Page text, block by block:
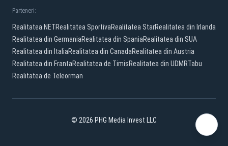
Parteneri:
Realitatea.NETRealitatea SportivaRealitatea StarRealitatea din Irlanda
Realitatea din GermaniaRealitatea din SpaniaRealitatea din SUA
Realitatea din ItaliaRealitatea din CanadaRealitatea din Austria
Realitatea din FrantaRealitatea de TimisRealitatea din UDMRTabu
Realitatea de Teleorman
© 2026 PHG Media Invest LLC